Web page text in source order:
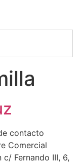
contacto
Comercial
c/ Fernando III, 6,